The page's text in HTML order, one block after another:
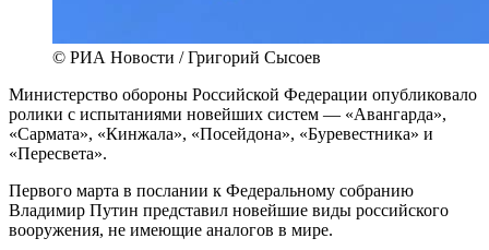
© РИА Новости / Григорий Сысоев
Министерство обороны Российской Федерации опубликовало
ролики с испытаниями новейших систем — «Авангарда»,
«Сармата», «Кинжала», «Посейдона», «Буревестника» и
«Пересвета».
Первого марта в послании к Федеральному собранию
Владимир Путин представил новейшие виды российского
вооружения, не имеющие аналогов в мире.